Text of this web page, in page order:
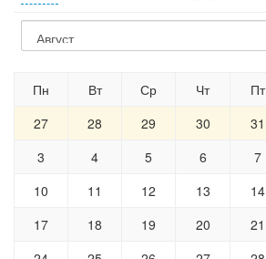
Пн Вт Ср Чт Пт
27
28 29 30 31
3
4 5 6 7
10
11 12 13 14
17
18 19 20 21